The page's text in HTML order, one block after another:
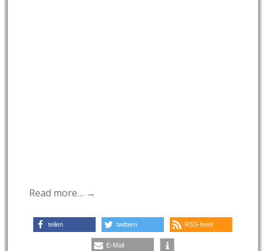
Read more… →
teilen twittern RSS-feed
E-Mail